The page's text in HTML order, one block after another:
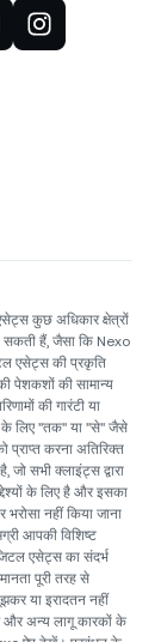
कुछ अधिकार क्षेत्रों
सकती हैं, जैसा कि Nexo
एसेट्स की प्रकृति
पेशकशों की सामान्य
की गारंटी या
के लिए "तक" या "से" जैसे
प्राप्त करना अतिरिक्त
जो सभी क्लाइंट्स द्वारा
के लिए है और इसका
नहीं किया जाना
आपकी विशिष्ट
एसेट्स का संदर्भ
पूरी तरह से
या इरादतन नहीं
और अन्य लागू कारकों के